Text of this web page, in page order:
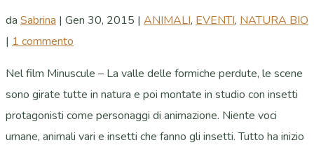
da Sabrina | Gen 30, 2015 | ANIMALI, EVENTI, NATURA BIO
| 1 commento
Nel film Minuscule – La valle delle formiche perdute, le scene
sono girate tutte in natura e poi montate in studio con insetti
protagonisti come personaggi di animazione. Niente voci
umane, animali vari e insetti che fanno gli insetti. Tutto ha inizio